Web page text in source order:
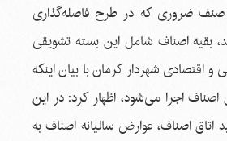
وی افزود: به جز ۱۲ صنف ضروری که در طرح فاصله‌گذاری
بقیه اصناف شامل این بسته تشویقی
اقتصادی شهردار کرمان با بیان اینکه
اصناف اجرا می‌شود، اظهار کرد: در این
اتاق اصناف، عوارض سالیانه اصناف به